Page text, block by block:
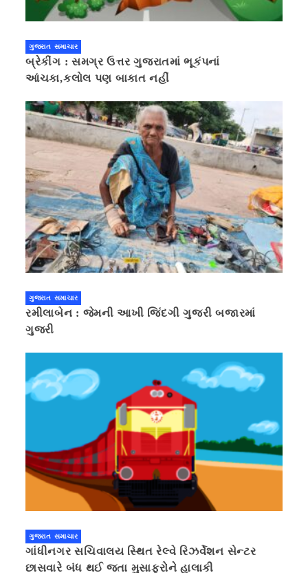
ગુજરાત સમાચાર
બ્રેકીંગ : સમગ્ર ઉત્તર ગુજરાતમાં ભૂકંપનાં
આંચકા,કલોલ પણ બાકાત નહીં
ગુજરાત સમાચાર
રમીલાબેન : જેમની આખી જિંદગી ગુજરી બજારમાં
ગુજરી
ગુજરાત સમાચાર
ગાંધીનગર સચિવાલય સ્થિત રેલ્વે રિઝર્વેશન સેન્ટર
છાસવારે બંધ થઈ જતા મુસાફરોને હાલાકી